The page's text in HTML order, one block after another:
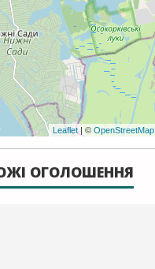
Leaflet| © OpenStreetMap
ОГОЛОШЕННЯ